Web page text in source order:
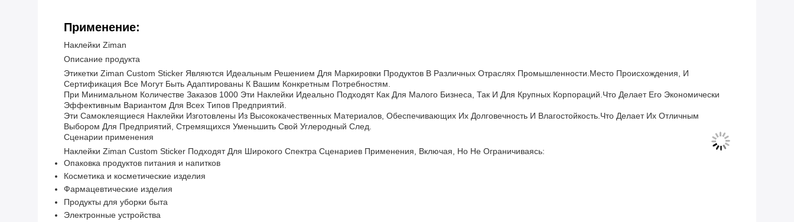
Применение:
Наклейки Ziman
Описание продукта
Этикетки Ziman Custom Sticker Являются Идеальным Решением Для Маркировки Продуктов В Различных Отраслях Промышленности.место Происхождения, И
Сертификация Все Могут Быть Адаптированы К Вашим Конкретным Потребностям.
При Минимальном Количестве Заказов 1000 Эти Наклейки Идеально Подходят Как Для Малого Бизнеса, Так И Для Крупных Корпораций.что Делает Его Экономически
Эффективным Вариантом Для Всех Типов Предприятий.
Эти Самоклеящиеся Наклейки Изготовлены Из Высококачественных Материалов, Обеспечивающих Их Долговечность И Влагостойкость.что Делает Их Отличным
Выбором Для Предприятий, Стремящихся Уменьшить Свой Углеродный След.
Сценарии применения
Наклейки Ziman Custom Sticker Подходят Для Широкого Спектра Сценариев Применения, Включая, Но Не Ограничиваясь:
Опаковка продуктов питания и напитков
Косметика и косметические изделия
Фармацевтические изделия
Продукты для уборки быта
Электронные устройства